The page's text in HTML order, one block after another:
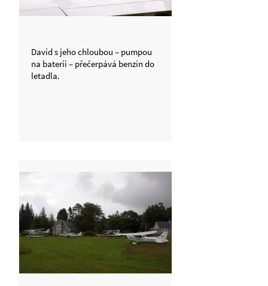
David s jeho chloubou – pumpou
na baterii – přečerpává benzín do
letadla.